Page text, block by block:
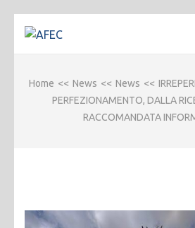
invio)
Home << News << News <<
PERFEZIONAMENTO, DALLA
RACCOMANDATA